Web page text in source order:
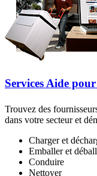
Services Aide
Trouvez des
dans votre secteur et
Charger et
Emballer et
Conduire
Nettoyer